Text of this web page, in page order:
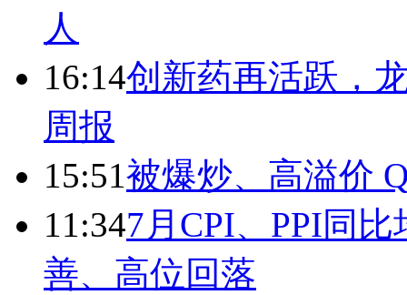
人
16:14创新药再活跃，
周报
15:51被爆炒、高溢价
11:347月CPI、PPI同
善、高位回落